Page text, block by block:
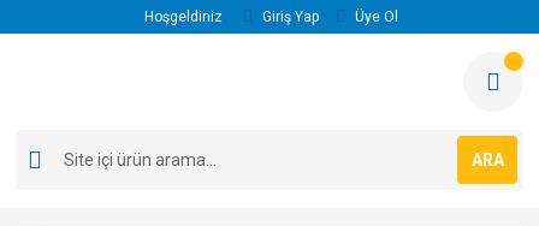
Hoşgeldiniz Giriş Yap Üye Ol
ARA